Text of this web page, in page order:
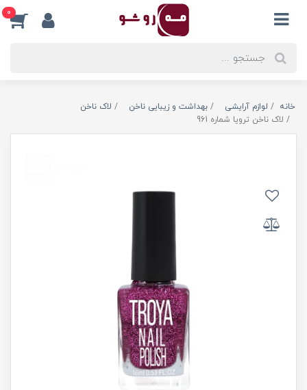
0
خانه لوازم آرایشی بهداشت و زیبایی ناخن
لاک ناخن
لاک ناخن ترویا شماره 961